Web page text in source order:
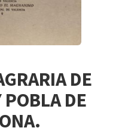
DE
DE